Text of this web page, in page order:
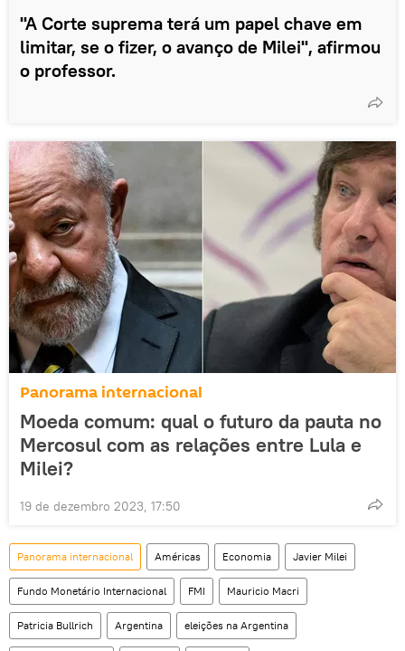
"A Corte suprema terá um papel chave em
limitar, se o fizer, o avanço de Milei", afirmou
o professor.
Panorama internacional
Moeda comum: qual o futuro da pauta no
Mercosul com as relações entre Lula e
Milei?
19 de dezembro 2023, 17:50
Panorama internacional Américas Economia Javier Milei
Fundo Monetário Internacional FMI Mauricio Macri
Patricia Bullrich Argentina eleições na Argentina